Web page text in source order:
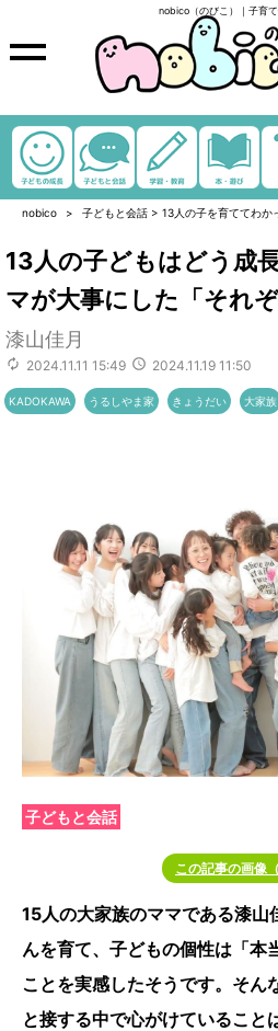
nobico（のびこ）｜子育
nobico 子どもと会話 > 13人の子を育ててわか
13人の子どもはどう成
マが大事にした「それぞ
漆山佳月
2024.11.11 15:49 2024.11.19 11:50
KADOKAWA うるしやま家 きょうだい 大家族
子どもと会話
この記事の画像
15人の大家族のママである漆山
んを育て、子どもの個性は「本
ことを実感したそうです。そん
と接する中で心がけているこ